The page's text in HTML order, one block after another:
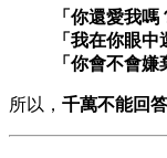
「你還愛我嗎
「我在你眼中
「你會不會嫌
所以， 千萬不能回答